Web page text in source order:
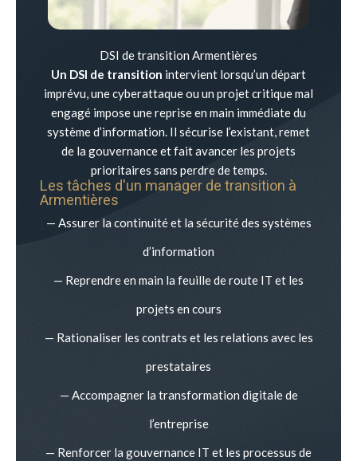
DSI de transition Armentières
Un DSI de transition intervient lorsqu’un départ
imprévu, une cyberattaque ou un projet critique mal
engagé impose une reprise en main immédiate du
système d’information. Il sécurise l’existant, remet
de la gouvernance et fait avancer les projets
prioritaires sans perdre de temps.
Les tâches d'un manager de transition à
Armentières
— Assurer la continuité et la sécurité des systèmes
d’information
— Reprendre en main la feuille de route IT et les
projets en cours
— Rationaliser les contrats et les relations avec les
prestataires
— Accompagner la transformation digitale de
l’entreprise
— Renforcer la gouvernance IT et les processus de